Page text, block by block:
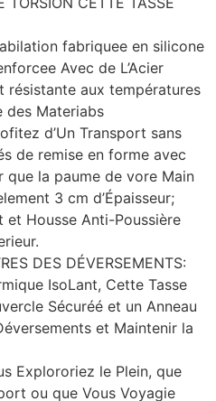
fabriquee en silicone
Avec de L’Acier
résistante aux températures
des Materiabs
d’Un Transport sans
de remise en forme avec
que la paume de vore Main
3 cm d’Épaisseur;
et Housse Anti-Poussière
DES DÉVERSEMENTS:
IsoLant, Cette Tasse
Sécuréé et un Anneau
et Maintenir la
Explororiez le Plein, que
ou que Vous Voyagie